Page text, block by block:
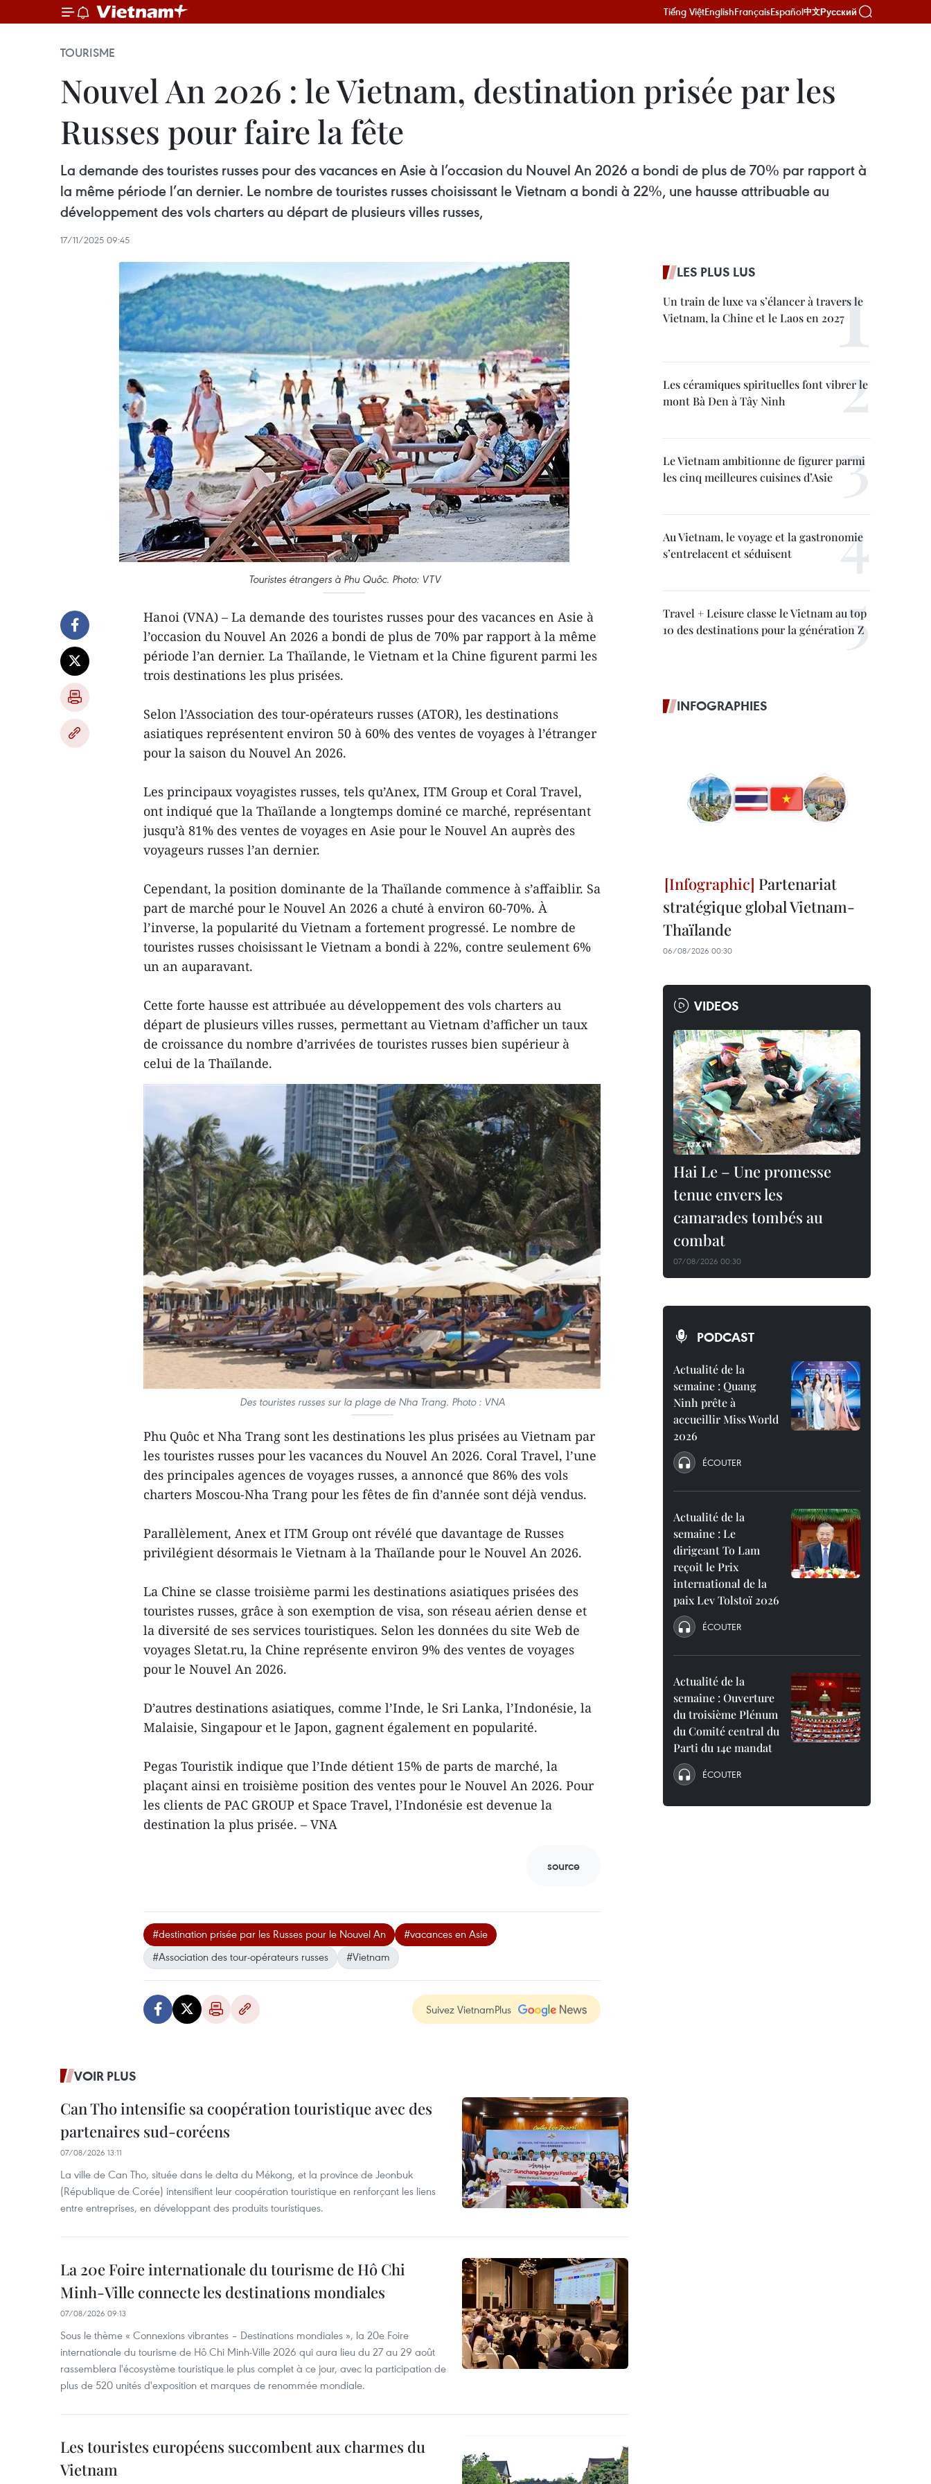
Tiếng ViệtEnglishFrançaisEspañol中文Русский
TOURISME
Nouvel An 2026 : le Vietnam, destination prisée par les
Russes pour faire la fête
La demande des touristes russes pour des vacances en Asie à l’occasion du Nouvel An 2026 a bondi de plus de 70% par rapport à
la même période l’an dernier. Le nombre de touristes russes choisissant le Vietnam a bondi à 22%, une hausse attribuable au
développement des vols charters au départ de plusieurs villes russes,
17/11/2025 09:45
Touristes étrangers à Phu Quôc. Photo: VTV
Hanoi (VNA) – La demande des touristes russes pour des vacances en Asie à
l’occasion du Nouvel An 2026 a bondi de plus de 70% par rapport à la même
période l’an dernier. La Thaïlande, le Vietnam et la Chine figurent parmi les
trois destinations les plus prisées.
Selon l’Association des tour-opérateurs russes (ATOR), les destinations
asiatiques représentent environ 50 à 60% des ventes de voyages à l’étranger
pour la saison du Nouvel An 2026.
Les principaux voyagistes russes, tels qu’Anex, ITM Group et Coral Travel,
ont indiqué que la Thaïlande a longtemps dominé ce marché, représentant
jusqu’à 81% des ventes de voyages en Asie pour le Nouvel An auprès des
voyageurs russes l’an dernier.
Cependant, la position dominante de la Thaïlande commence à s’affaiblir. Sa
part de marché pour le Nouvel An 2026 a chuté à environ 60-70%. À
l’inverse, la popularité du Vietnam a fortement progressé. Le nombre de
touristes russes choisissant le Vietnam a bondi à 22%, contre seulement 6%
un an auparavant.
Cette forte hausse est attribuée au développement des vols charters au
départ de plusieurs villes russes, permettant au Vietnam d’afficher un taux
de croissance du nombre d’arrivées de touristes russes bien supérieur à
celui de la Thaïlande.
Des touristes russes sur la plage de Nha Trang. Photo : VNA
Phu Quôc et Nha Trang sont les destinations les plus prisées au Vietnam par
les touristes russes pour les vacances du Nouvel An 2026. Coral Travel, l’une
des principales agences de voyages russes, a annoncé que 86% des vols
charters Moscou-Nha Trang pour les fêtes de fin d’année sont déjà vendus.
Parallèlement, Anex et ITM Group ont révélé que davantage de Russes
privilégient désormais le Vietnam à la Thaïlande pour le Nouvel An 2026.
La Chine se classe troisième parmi les destinations asiatiques prisées des
touristes russes, grâce à son exemption de visa, son réseau aérien dense et
la diversité de ses services touristiques. Selon les données du site Web de
voyages Sletat.ru, la Chine représente environ 9% des ventes de voyages
pour le Nouvel An 2026.
D’autres destinations asiatiques, comme l’Inde, le Sri Lanka, l’Indonésie, la
Malaisie, Singapour et le Japon, gagnent également en popularité.
Pegas Touristik indique que l’Inde détient 15% de parts de marché, la
plaçant ainsi en troisième position des ventes pour le Nouvel An 2026. Pour
les clients de PAC GROUP et Space Travel, l’Indonésie est devenue la
destination la plus prisée. – VNA
source
#destination prisée par les Russes pour le Nouvel An
#vacances en Asie
#Association des tour-opérateurs russes
#Vietnam
Suivez VietnamPlus
VOIR PLUS
Can Tho intensifie sa coopération touristique avec des
partenaires sud-coréens
07/08/2026 13:11
La ville de Can Tho, située dans le delta du Mékong, et la province de Jeonbuk
(République de Corée) intensifient leur coopération touristique en renforçant les liens
entre entreprises, en développant des produits touristiques.
La 20e Foire internationale du tourisme de Hô Chi
Minh-Ville connecte les destinations mondiales
07/08/2026 09:13
Sous le thème « Connexions vibrantes – Destinations mondiales », la 20e Foire
internationale du tourisme de Hô Chi Minh-Ville 2026 qui aura lieu du 27 au 29 août
rassemblera l'écosystème touristique le plus complet à ce jour, avec la participation de
plus de 520 unités d'exposition et marques de renommée mondiale.
Les touristes européens succombent aux charmes du
Vietnam
LES PLUS LUS
Un train de luxe va s’élancer à travers le
Vietnam, la Chine et le Laos en 2027
Les céramiques spirituelles font vibrer le
mont Bà Den à Tây Ninh
Le Vietnam ambitionne de figurer parmi
les cinq meilleures cuisines d’Asie
Au Vietnam, le voyage et la gastronomie
s’entrelacent et séduisent
Travel + Leisure classe le Vietnam au top
10 des destinations pour la génération Z
INFOGRAPHIES
Partenariat
stratégique global Vietnam-
Thaïlande
06/08/2026 00:30
VIDEOS
Hai Le – Une promesse
tenue envers les
camarades tombés au
combat
07/08/2026 00:30
PODCAST
Actualité de la
semaine : Quang
Ninh prête à
accueillir Miss World
2026
ÉCOUTER
Actualité de la
semaine : Le
dirigeant To Lam
reçoit le Prix
international de la
paix Lev Tolstoï 2026
ÉCOUTER
Actualité de la
semaine : Ouverture
du troisième Plénum
du Comité central du
Parti du 14e mandat
ÉCOUTER